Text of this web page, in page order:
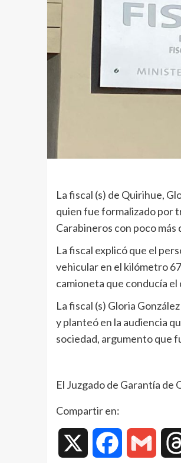
La fiscal (s) de Quirihue,
quien fue formalizado por
Carabineros con poco más
La fiscal explicó que el
vehicular en el kilómetro
camioneta que conducía
La fiscal (s) Gloria
y planteó en la audiencia
sociedad, argumento que
El Juzgado de Garantía de
Compartir en:
Facebook Gmail